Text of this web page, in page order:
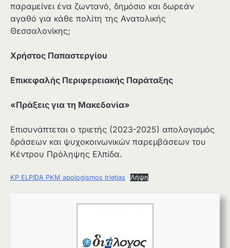
παραμείνει ένα ζωντανό, δημόσιο και δωρεάν
αγαθό για κάθε πολίτη της Ανατολικής
Θεσσαλονίκης;
Χρήστος Παπαστεργίου
Επικεφαλής Περιφερειακής Παράταξης
«Πράξεις για τη Μακεδονία»
Επισυνάπτεται ο τριετής (2023-2025) απολογισμός
δράσεων και ψυχοκοινωνικών παρεμβάσεων του
Κέντρου Πρόληψης Ελπίδα.
KP ELPIDA PKM apologismos trietias Λήψη